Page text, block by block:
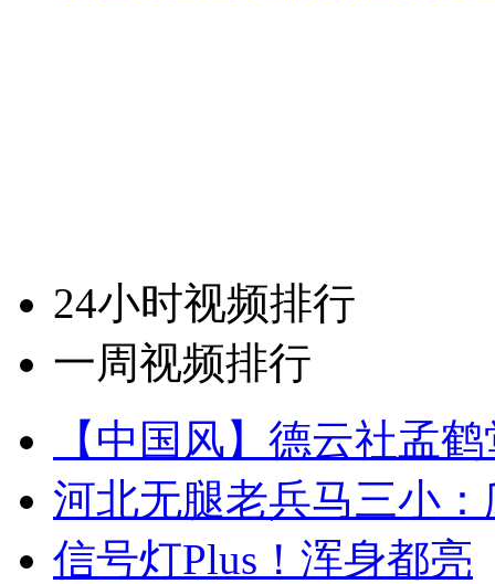
24小时视频排行
一周视频排行
【中国风】德云社孟
河北无腿老兵马三小
信号灯Plus！浑身都亮